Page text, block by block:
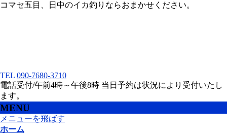
コマセ五目、日中のイカ釣りならおまかせください。
TEL 090-7680-3710
電話受付/午前4時～午後8時 当日予約は状況により受付いたし
ます。
MENU
メニューを飛ばす
ホーム